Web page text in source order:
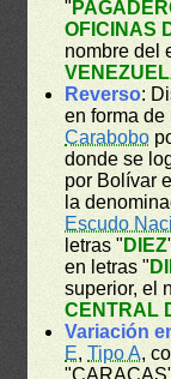
"
OFICINAS
nombre del
Reverso:
en forma
Carabobo
donde se
por Bolívar
la
Escudo
letras " DIEZ
en letras "
superior, el
CENTRAL
Variación
E,Tipo A,